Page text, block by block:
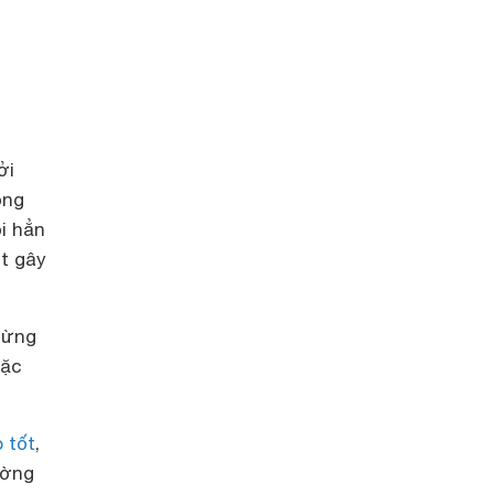
hẳn
gây
tốt,